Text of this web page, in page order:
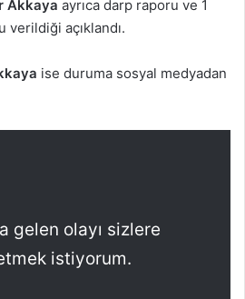
Akkaya ayrıca darp raporu ve 1
açıklandı.
ise duruma sosyal medyadan
gelen olayı sizlere
istiyorum.